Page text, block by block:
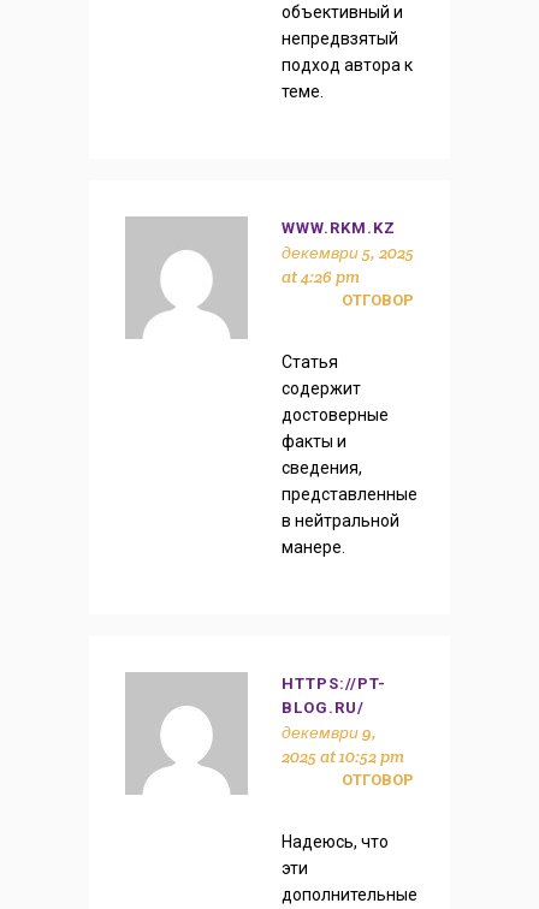
объективный и
непредвзятый
подход автора к
теме.
WWW.RKM.KZ
декември 5, 2025
at 4:26 pm
ОТГОВОР
Статья
содержит
достоверные
факты и
сведения,
представленные
в нейтральной
манере.
HTTPS://PT-
BLOG.RU/
декември 9,
2025 at 10:52 pm
ОТГОВОР
Надеюсь, что
эти
дополнительные